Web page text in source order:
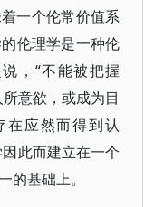
一个伦常价值系
伦理学是一种伦
，“不能被把握
意欲，或成为目
应然而得到认
此而建立在一个
的基础上。